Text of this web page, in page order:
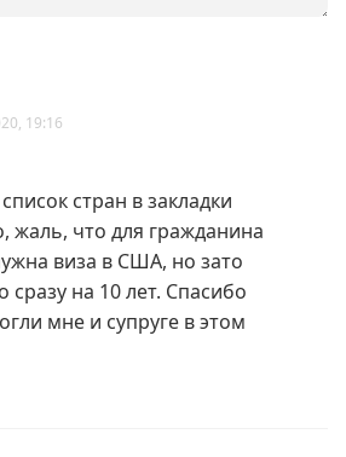
19:16
стран в закладки
жаль, что для гражданина
виза в США, но зато
на 10 лет. Спасибо
мне и супруге в этом